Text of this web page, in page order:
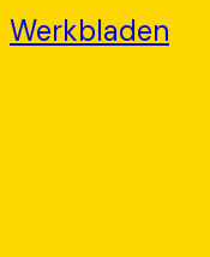
Werkbladen